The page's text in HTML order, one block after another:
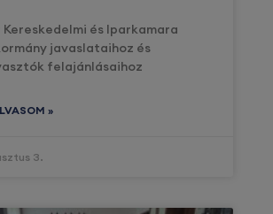
Kereskedelmi és Iparkamara
javaslataihoz és
felajánlásaihoz
»
3.